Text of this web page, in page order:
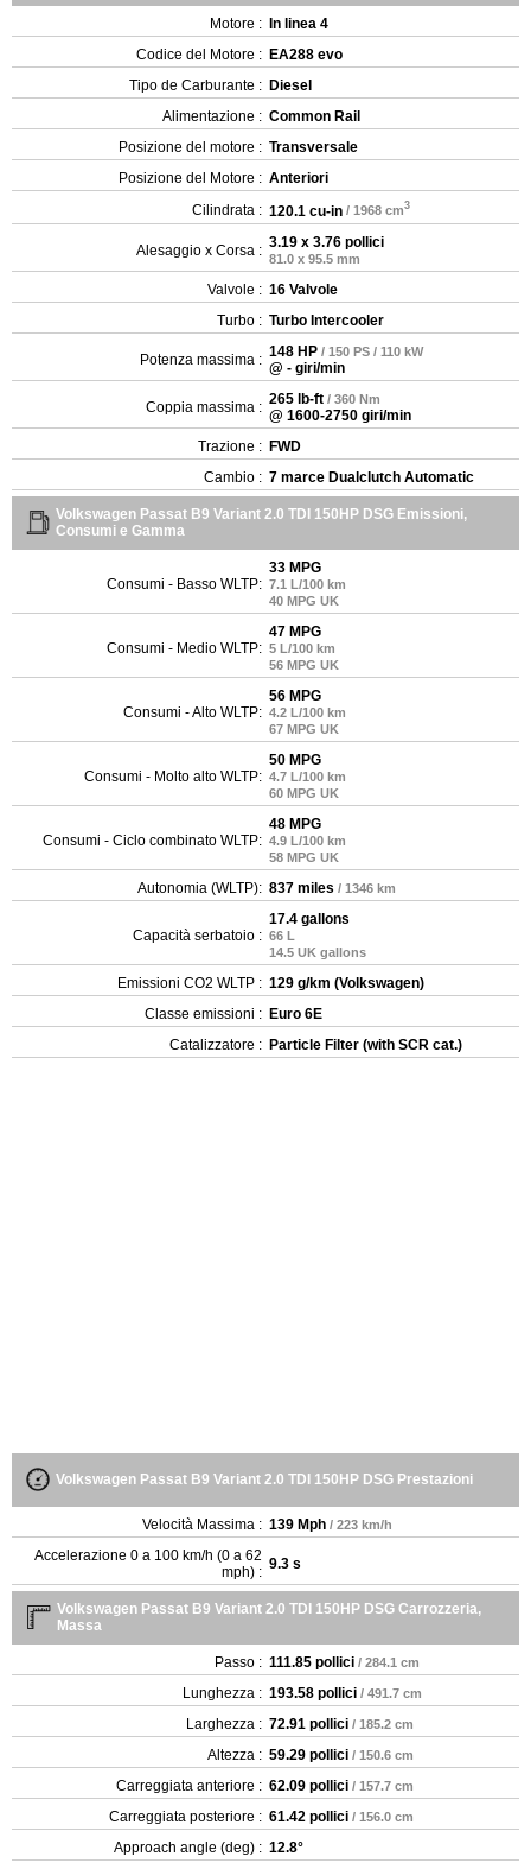
Motore : In linea 4
Codice del Motore : EA288 evo
Tipo de Carburante : Diesel
Alimentazione : Common Rail
Posizione del motore : Transversale
Posizione del Motore : Anteriori
Cilindrata : 120.1 cu-in / 1968 cm3
Alesaggio x Corsa : 3.19 x 3.76 pollici
81.0 x 95.5 mm
Valvole : 16 Valvole
Turbo : Turbo Intercooler
Potenza massima : 148 HP / 150 PS / 110 kW
@ - giri/min
Coppia massima : 265 lb-ft / 360 Nm
@ 1600-2750 giri/min
Trazione : FWD
Cambio : 7 marce Dualclutch Automatic
Volkswagen Passat B9 Variant 2.0 TDI 150HP DSG Emissioni,
Consumi e Gamma
Consumi - Basso WLTP:
33 MPG
7.1 L/100 km
40 MPG UK
Consumi - Medio WLTP:
47 MPG
5 L/100 km
56 MPG UK
Consumi - Alto WLTP:
56 MPG
4.2 L/100 km
67 MPG UK
Consumi - Molto alto WLTP:
50 MPG
4.7 L/100 km
60 MPG UK
Consumi - Ciclo combinato WLTP:
48 MPG
4.9 L/100 km
58 MPG UK
Autonomia (WLTP): 837 miles / 1346 km
Capacità serbatoio :
17.4 gallons
66 L
14.5 UK gallons
Emissioni CO2 WLTP : 129 g/km (Volkswagen)
Classe emissioni : Euro 6E
Catalizzatore : Particle Filter (with SCR cat.)
Volkswagen Passat B9 Variant 2.0 TDI 150HP DSG Prestazioni
Velocità Massima : 139 Mph / 223 km/h
Accelerazione 0 a 100 km/h (0 a 62
mph) : 9.3 s
Volkswagen Passat B9 Variant 2.0 TDI 150HP DSG Carrozzeria,
Massa
Passo : 111.85 pollici / 284.1 cm
Lunghezza : 193.58 pollici / 491.7 cm
Larghezza : 72.91 pollici / 185.2 cm
Altezza : 59.29 pollici / 150.6 cm
Carreggiata anteriore : 62.09 pollici / 157.7 cm
Carreggiata posteriore : 61.42 pollici / 156.0 cm
Approach angle (deg) : 12.8°